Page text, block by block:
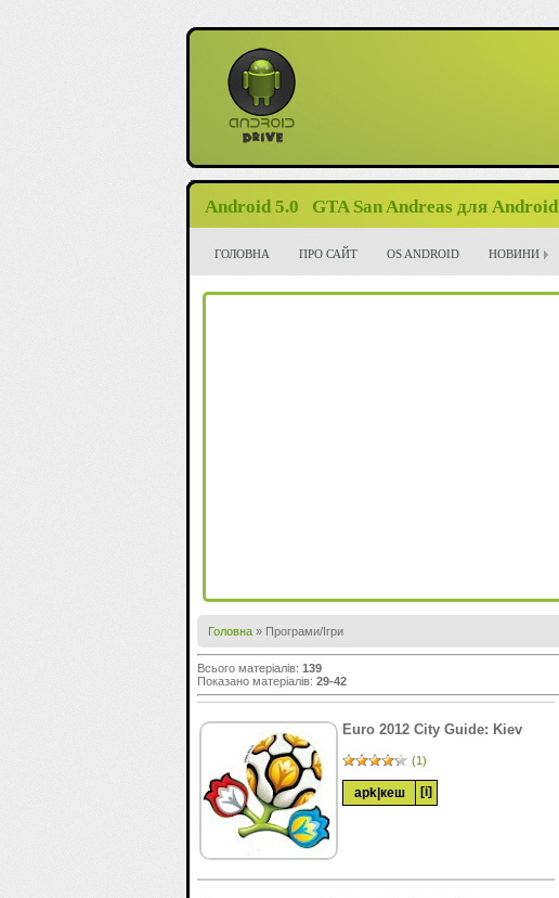
Android 5.0 GTA San Andreas для Android
ГОЛОВНА ПРО САЙТ OS ANDROID НОВИНИ
Головна » Програми/Ігри
Всього матеріалів: 139
Показано матеріалів: 29-42
Euro 2012 City Guide: Kiev
(1)
apk| кеш [i]